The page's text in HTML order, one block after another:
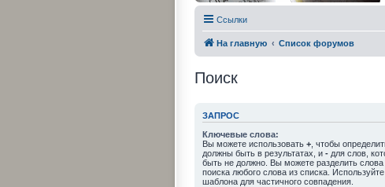
Ссылки
На главную Список форумов
Поиск
ЗАПРОС
Ключевые слова:
Вы можете использовать + , чтобы
должны быть в результатах, и - для слов,
быть не должно. Вы можете разделить
поиска любого слова из списка. Используйте
шаблона для частичного совпадения.